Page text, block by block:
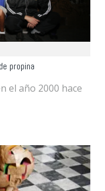
propina
el año 2000 hace